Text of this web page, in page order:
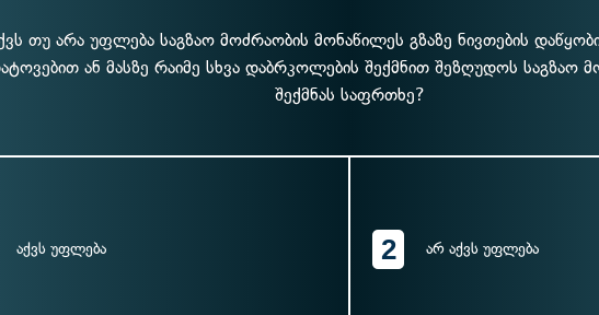
თუ არა უფლება საგზაო მოძრაობის მონაწილეს გზაზე ნივთების
ან მასზე რაიმე სხვა დაბრკოლების შექმნით შეზღუდოს საგზაო
შექმნას საფრთხე?
აქვს უფლება 2 არ აქვს უფლება